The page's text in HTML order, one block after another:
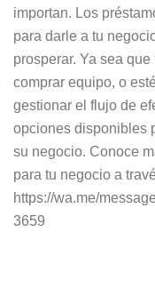
importan. Los
para darle a tu
prosperar. Ya sea
comprar equipo, o
gestionar el flujo de
opciones disponibles
su negocio. Conoce
para tu negocio a
https://wa.me/
3659